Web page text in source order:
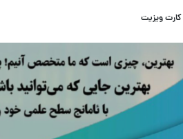
کارت ویزیت